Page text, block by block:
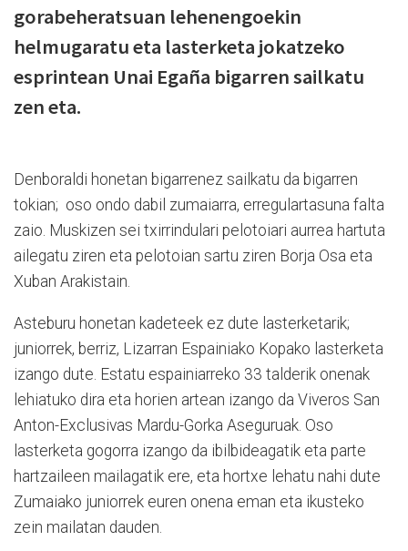
gorabeheratsuan lehenengoekin
helmugaratu eta lasterketa jokatzeko
esprintean Unai Egaña bigarren sailkatu
zen eta.
Denboraldi honetan bigarrenez sailkatu da bigarren
tokian; oso ondo dabil zumaiarra, erregulartasuna falta
zaio. Muskizen sei txirrindulari pelotoiari aurrea hartuta
ailegatu ziren eta pelotoian sartu ziren Borja Osa eta
Xuban Arakistain.
Asteburu honetan kadeteek ez dute lasterketarik;
juniorrek, berriz, Lizarran Espainiako Kopako lasterketa
izango dute. Estatu espainiarreko 33 talderik onenak
lehiatuko dira eta horien artean izango da Viveros San
Anton-Exclusivas Mardu-Gorka Aseguruak. Oso
lasterketa gogorra izango da ibilbideagatik eta parte
hartzaileen mailagatik ere, eta hortxe lehatu nahi dute
Zumaiako juniorrek euren onena eman eta ikusteko
zein mailatan dauden.